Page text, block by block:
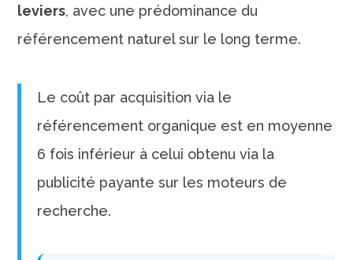
leviers, avec une prédominance du
référencement naturel sur le long terme.
Le coût par acquisition via le
référencement organique est en moyenne
6 fois inférieur à celui obtenu via la
publicité payante sur les moteurs de
recherche.